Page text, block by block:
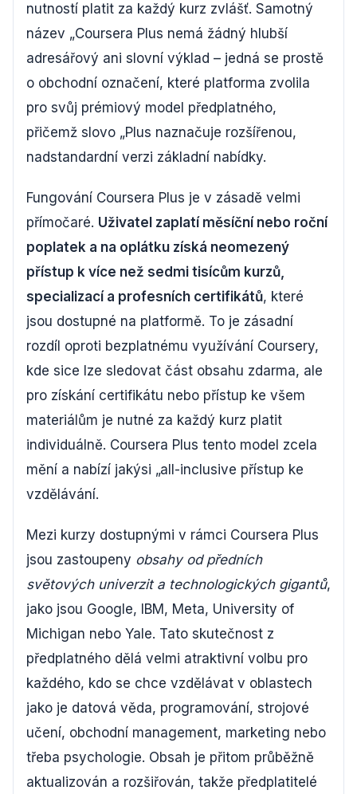
nutností platit za každý kurz zvlášť. Samotný
název „Coursera Plus nemá žádný hlubší
adresářový ani slovní výklad – jedná se prostě
o obchodní označení, které platforma zvolila
pro svůj prémiový model předplatného,
přičemž slovo „Plus naznačuje rozšířenou,
nadstandardní verzi základní nabídky.
Fungování Coursera Plus je v zásadě velmi
přímočaré. Uživatel zaplatí měsíční nebo roční
poplatek a na oplátku získá neomezený
přístup k více než sedmi tisícům kurzů,
specializací a profesních certifikátů, které
jsou dostupné na platformě. To je zásadní
rozdíl oproti bezplatnému využívání Coursery,
kde sice lze sledovat část obsahu zdarma, ale
pro získání certifikátu nebo přístup ke všem
materiálům je nutné za každý kurz platit
individuálně. Coursera Plus tento model zcela
mění a nabízí jakýsi „all-inclusive přístup ke
vzdělávání.
Mezi kurzy dostupnými v rámci Coursera Plus
jsou zastoupeny obsahy od předních
světových univerzit a technologických gigantů,
jako jsou Google, IBM, Meta, University of
Michigan nebo Yale. Tato skutečnost z
předplatného dělá velmi atraktivní volbu pro
každého, kdo se chce vzdělávat v oblastech
jako je datová věda, programování, strojové
učení, obchodní management, marketing nebo
třeba psychologie. Obsah je přitom průběžně
aktualizován a rozšiřován, takže předplatitelé